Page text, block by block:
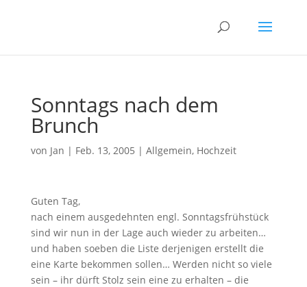
Sonntags nach dem
Brunch
von Jan | Feb. 13, 2005 | Allgemein, Hochzeit
Guten Tag,
nach einem ausgedehnten engl. Sonntagsfrühstück
sind wir nun in der Lage auch wieder zu arbeiten…
und haben soeben die Liste derjenigen erstellt die
eine Karte bekommen sollen… Werden nicht so viele
sein – ihr dürft Stolz sein eine zu erhalten – die